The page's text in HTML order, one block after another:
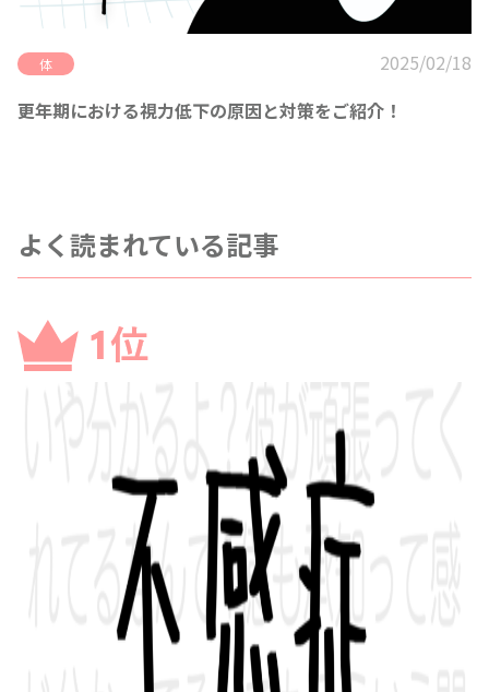
体
2025/02/18
更年期における視力低下の原因と対策をご紹介！
よく読まれている記事